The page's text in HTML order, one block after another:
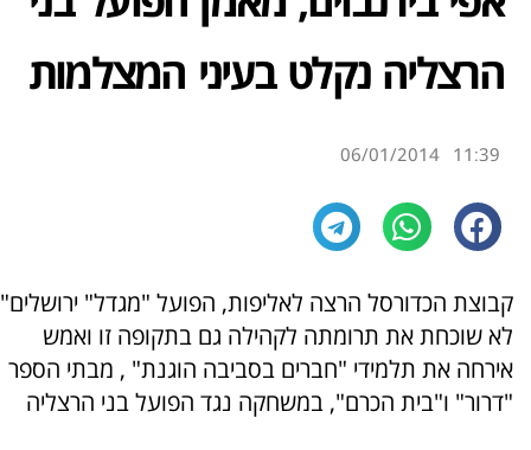
הרצליה נקלט בעיני המצלמות
11:39
06/01/2014
קבוצת הכדורסל הרצה לאליפות, הפועל "מגדל" ירושלים"
לא שוכחת את תרומתה לקהילה גם בתקופה זו ואמש
אירחה את תלמידי "חברים בסביבה הוגנת" , מבתי הספר
"דרור" ו"בית הכרם", במשחקה נגד הפועל בני הרצליה